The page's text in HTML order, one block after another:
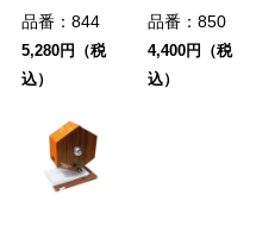
品番： 844
5,280円（税
込）
品番：850
4,400円（税
込）